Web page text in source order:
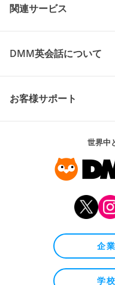
関連サービス
DMM英会話について
お客様サポート
世界中
企
学